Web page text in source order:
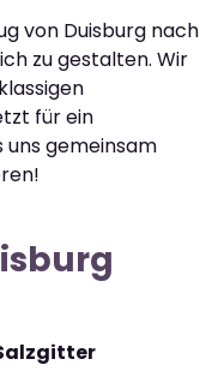
von Duisburg nach
zu gestalten. Wir
für ein
uns gemeinsam